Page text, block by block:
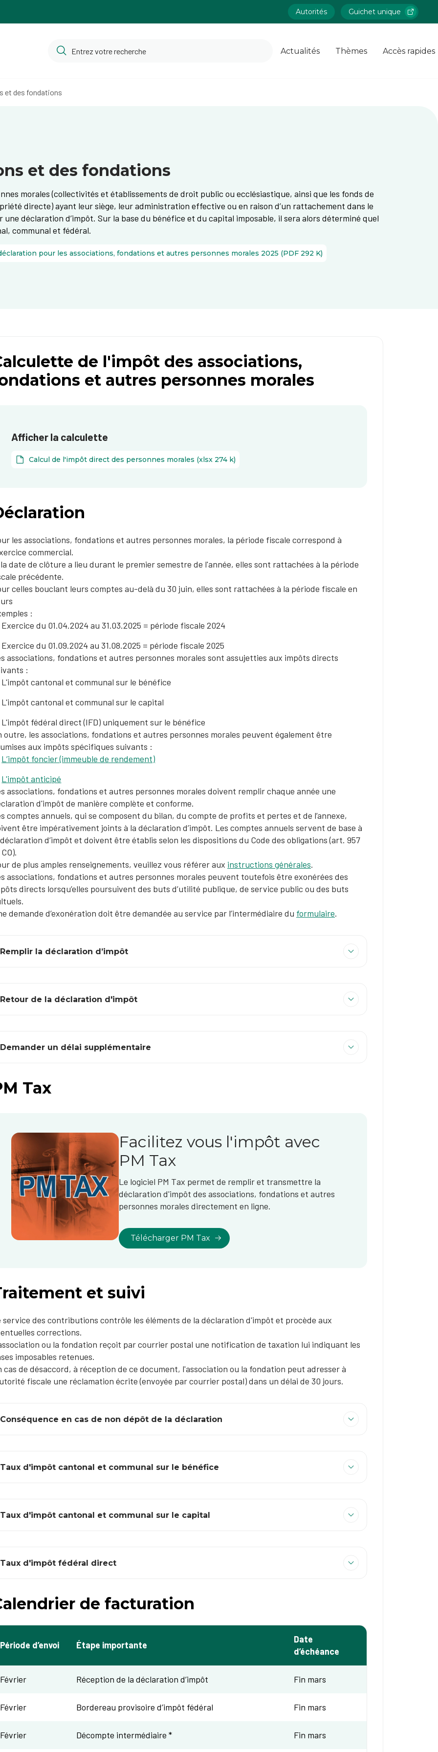
Autorités Guichet unique
Actualités Thèmes Accès rapides
et des fondations
et des fondations
morales (collectivités et établissements de droit public ou ecclésiastique, ainsi que les fonds de
directe) ayant leur siège, leur administration effective ou en raison d’un rattachement dans le
déclaration d’impôt. Sur la base du bénéfice et du capital imposable, il sera alors déterminé quel
communal et fédéral.
Instructions sur la manière de remplir la déclaration pour les associations, fondations et autres personnes morales 2025 (PDF 292 K)
de l'impôt des associations,
et autres personnes morales
Afficher la calculette
Calcul de l'impôt direct des personnes morales (xlsx 274 k)
les associations, fondations et autres personnes morales, la période fiscale correspond à
commercial.
date de clôture a lieu durant le premier semestre de l'année, elles sont rattachées à la période
précédente.
celles bouclant leurs comptes au-delà du 30 juin, elles sont rattachées à la période fiscale en
:
Exercice du 01.04.2024 au 31.03.2025 = période fiscale 2024
Exercice du 01.09.2024 au 31.08.2025 = période fiscale 2025
associations, fondations et autres personnes morales sont assujetties aux impôts directs
:
L'impôt cantonal et communal sur le bénéfice
L'impôt cantonal et communal sur le capital
L'impôt fédéral direct (IFD) uniquement sur le bénéfice
outre, les associations, fondations et autres personnes morales peuvent également être
aux impôts spécifiques suivants :
L’impôt foncier (immeuble de rendement)
L'impôt anticipé
associations, fondations et autres personnes morales doivent remplir chaque année une
d'impôt de manière complète et conforme.
comptes annuels, qui se composent du bilan, du compte de profits et pertes et de l’annexe,
être impérativement joints à la déclaration d’impôt. Les comptes annuels servent de base à
d’impôt et doivent être établis selon les dispositions du Code des obligations (art. 957
de plus amples renseignements, veuillez vous référer aux instructions générales.
associations, fondations et autres personnes morales peuvent toutefois être exonérées des
directs lorsqu’elles poursuivent des buts d’utilité publique, de service public ou des buts
demande d’exonération doit être demandée au service par l’intermédiaire du formulaire.
Remplir la déclaration d’impôt
Retour de la déclaration d'impôt
Demander un délai supplémentaire
Tax
Facilitez vous l'impôt avec
PM Tax
Le logiciel PM Tax permet de remplir et transmettre la
déclaration d'impôt des associations, fondations et autres
personnes morales directement en ligne.
Télécharger PM Tax
et suivi
service des contributions contrôle les éléments de la déclaration d'impôt et procède aux
corrections.
ou la fondation reçoit par courrier postal une notification de taxation lui indiquant les
imposables retenues.
cas de désaccord, à réception de ce document, l'association ou la fondation peut adresser à
fiscale une réclamation écrite (envoyée par courrier postal) dans un délai de 30 jours.
Conséquence en cas de non dépôt de la déclaration
Taux d'impôt cantonal et communal sur le bénéfice
Taux d'impôt cantonal et communal sur le capital
Taux d'impôt fédéral direct
de facturation
Période d’envoi Étape importante
Date
d’échéance
Février Réception de la déclaration d’impôt Fin mars
Février Bordereau provisoire d’impôt fédéral Fin mars
Février Décompte intermédiaire * Fin mars